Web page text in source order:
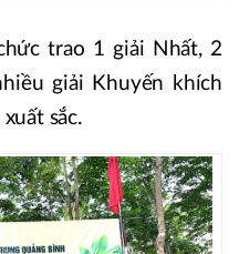
trao 1 giải Nhất, 2
giải Khuyến khích
sắc.